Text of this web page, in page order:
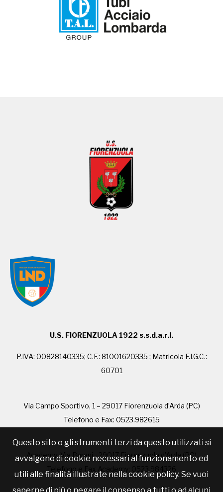
U.S. FIORENZUOLA 1922 s.s.d.a.r.l.
P.IVA: 00828140335; C.F.: 81001620335 ; Matricola F.I.G.C.:
60701
Via Campo Sportivo, 1 – 29017 Fiorenzuola d’Arda (PC)
Telefono e Fax: 0523.982615
Academy: Via Barani - 29017 Fiorenzuola d'Arda (PC)
Telefono e Fax Academy: 0523.984326
Questo sito o gli strumenti terzi da questo utilizzati si
avvalgono di cookie necessari al funzionamento ed
utili alle finalità illustrate nella cookie policy. Se vuoi